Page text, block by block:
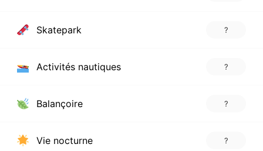
Skatepark ?
Activités nautiques ?
Balançoire ?
Vie nocturne ?